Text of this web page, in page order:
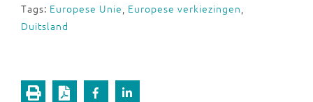
Tags: Europese Unie, Europese verkiezingen,
Duitsland